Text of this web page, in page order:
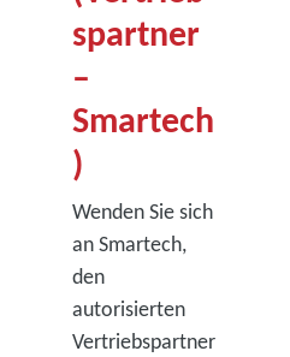
spartner
–
Smartech
)
Wenden Sie sich
an Smartech,
den
autorisierten
Vertriebspartner